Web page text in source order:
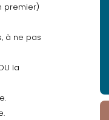
premier)
à ne pas
la